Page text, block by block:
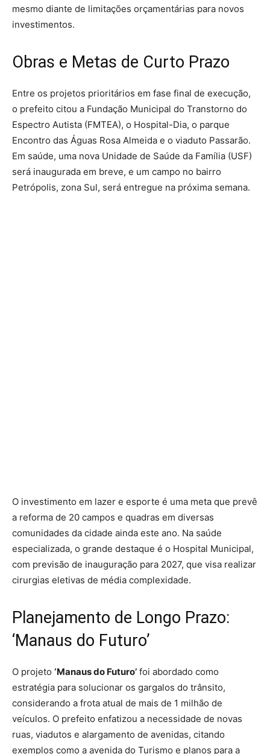
mesmo diante de limitações orçamentárias para novos
investimentos.
Obras e Metas de Curto Prazo
Entre os projetos prioritários em fase final de execução,
o prefeito citou a Fundação Municipal do Transtorno do
Espectro Autista (FMTEA), o Hospital-Dia, o parque
Encontro das Águas Rosa Almeida e o viaduto Passarão.
Em saúde, uma nova Unidade de Saúde da Família (USF)
será inaugurada em breve, e um campo no bairro
Petrópolis, zona Sul, será entregue na próxima semana.
O investimento em lazer e esporte é uma meta que prevê
a reforma de 20 campos e quadras em diversas
comunidades da cidade ainda este ano. Na saúde
especializada, o grande destaque é o Hospital Municipal,
com previsão de inauguração para 2027, que visa realizar
cirurgias eletivas de média complexidade.
Planejamento de Longo Prazo:
‘Manaus do Futuro’
O projeto ‘Manaus do Futuro’ foi abordado como
estratégia para solucionar os gargalos do trânsito,
considerando a frota atual de mais de 1 milhão de
veículos. O prefeito enfatizou a necessidade de novas
ruas, viadutos e alargamento de avenidas, citando
exemplos como a avenida do Turismo e planos para a